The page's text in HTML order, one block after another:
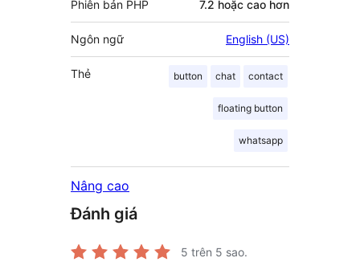
Phiên bản PHP 7.2 hoặc cao hơn
Ngôn ngữ English (US)
Thẻ button chat contact
floating button
whatsapp
Nâng cao
Đánh giá
5 trên 5 sao.